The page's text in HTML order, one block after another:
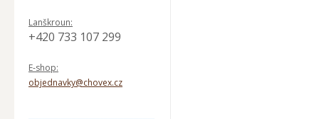
Lanškroun:
+420 733 107 299
E-shop:
objednavky@chovex.cz